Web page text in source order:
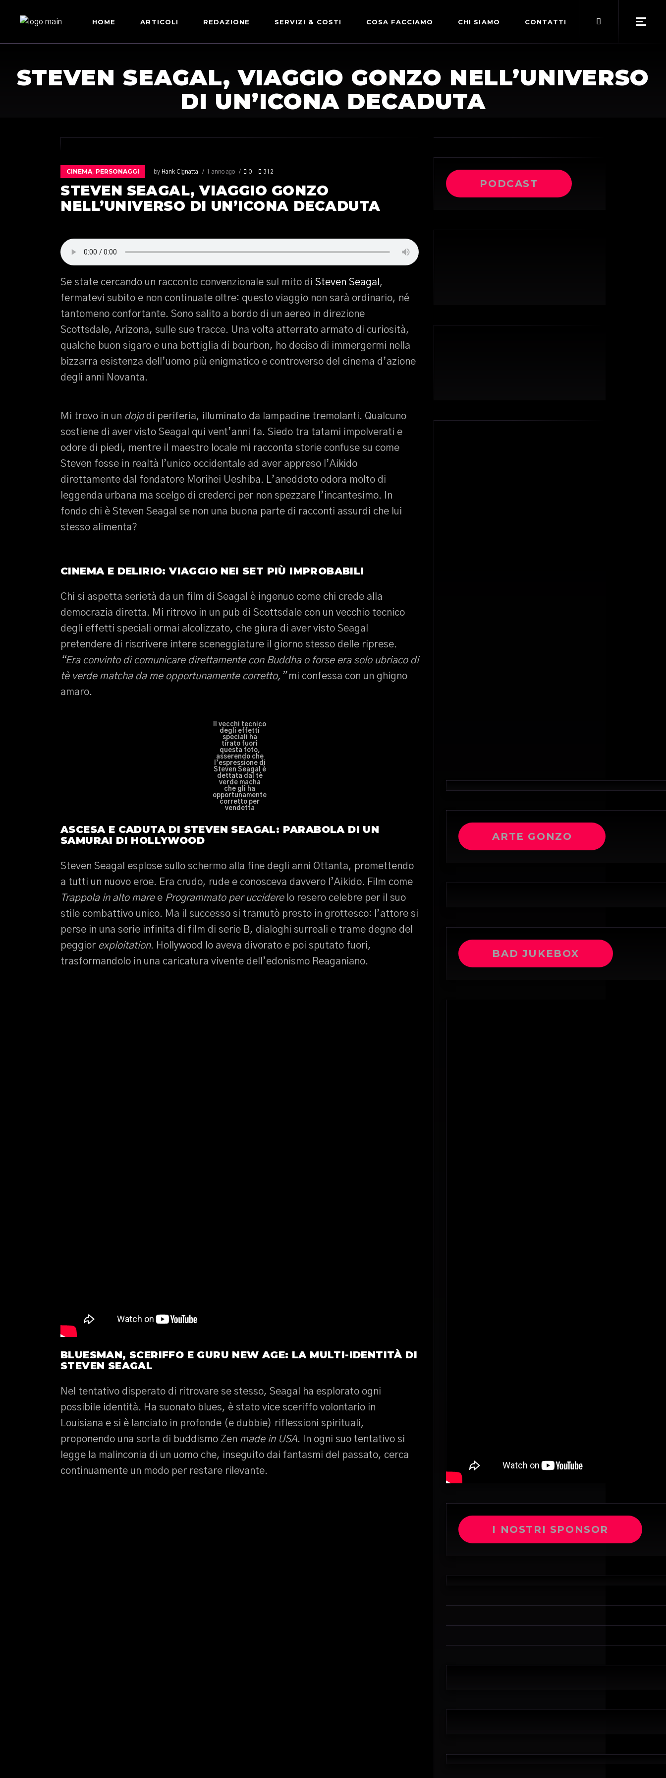
HOME ARTICOLI REDAZIONE SERVIZI & COSTI
LE NOSTRE PARTNERSHIP
COMUNICAZIONE EXPRESS
COSA FACCIAMO CHI SIAMO
TERMINI DI SERVIZIO
CONTATTI
STEVEN SEAGAL, VIAGGIO GONZO NELL’UNIVERSO
DI UN’ICONA DECADUTA
CINEMA, PERSONAGGI by Hank Cignatta 1 anno ago 0 312
STEVEN SEAGAL, VIAGGIO GONZO
NELL’UNIVERSO DI UN’ICONA DECADUTA
Se state cercando un racconto convenzionale sul mito di Steven Seagal ,
fermatevi subito e non continuate oltre: questo viaggio non sarà ordinario, né
tantomeno confortante. Sono salito a bordo di un aereo in direzione
Scottsdale, Arizona, sulle sue tracce. Una volta atterrato armato di curiosità,
qualche buon sigaro e una bottiglia di bourbon, ho deciso di immergermi nella
bizzarra esistenza dell’uomo più enigmatico e controverso del cinema d’azione
degli anni Novanta.
Mi trovo in un dojodi periferia, illuminato da lampadine tremolanti. Qualcuno
sostiene di aver visto Seagal qui vent’anni fa. Siedo tra tatami impolverati e
odore di piedi, mentre il maestro locale mi racconta storie confuse su come
Steven fosse in realtà l’unico occidentale ad aver appreso l’Aikido
direttamente dal fondatore Morihei Ueshiba. L’aneddoto odora molto di
leggenda urbana ma scelgo di crederci per non spezzare l’incantesimo. In
fondo chi è Steven Seagal se non una buona parte di racconti assurdi che lui
stesso alimenta?
CINEMA E DELIRIO: VIAGGIO NEI SET PIÙ IMPROBABILI
Chi si aspetta serietà da un film di Seagal è ingenuo come chi crede alla
democrazia diretta. Mi ritrovo in un pub di Scottsdale con un vecchio tecnico
degli effetti speciali ormai alcolizzato, che giura di aver visto Seagal
pretendere di riscrivere intere sceneggiature il giorno stesso delle riprese.
“Era convinto di comunicare direttamente con Buddha o forse era solo ubriaco di
tè verde matcha da me opportunamente corretto,”mi confessa con un ghigno
amaro.
Il vecchi tecnico
degli effetti
speciali ha
tirato fuori
questa foto,
asserendo che
l’espressione di
Steven Seagal è
dettata dal tè
verde macha
che gli ha
opportunamente
corretto per
vendetta
ASCESA E CADUTA DI STEVEN SEAGAL: PARABOLA DI UN
SAMURAI DI HOLLYWOOD
Steven Seagal esplose sullo schermo alla fine degli anni Ottanta, promettendo
a tutti un nuovo eroe. Era crudo, rude e conosceva davvero l’Aikido. Film come
Trappola in alto maree Programmato per ucciderelo resero celebre per il suo
stile combattivo unico. Ma il successo si tramutò presto in grottesco: l’attore si
perse in una serie infinita di film di serie B, dialoghi surreali e trame degne del
peggior exploitation. Hollywood lo aveva divorato e poi sputato fuori,
trasformandolo in una caricatura vivente dell’edonismo Reaganiano.
BLUESMAN, SCERIFFO E GURU NEW AGE: LA MULTI-IDENTITÀ DI
STEVEN SEAGAL
Nel tentativo disperato di ritrovare se stesso, Seagal ha esplorato ogni
possibile identità. Ha suonato blues, è stato vice sceriffo volontario in
Louisiana e si è lanciato in profonde (e dubbie) riflessioni spirituali,
proponendo una sorta di buddismo Zen made in USA. In ogni suo tentativo si
legge la malinconia di un uomo che, inseguito dai fantasmi del passato, cerca
continuamente un modo per restare rilevante.
PODCAST
ARTE GONZO
BAD JUKEBOX
I NOSTRI SPONSOR